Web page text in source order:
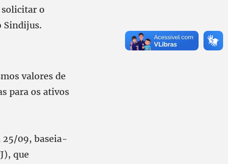
o
Sindijus.
valores de
para os ativos
25/09, baseia-
que